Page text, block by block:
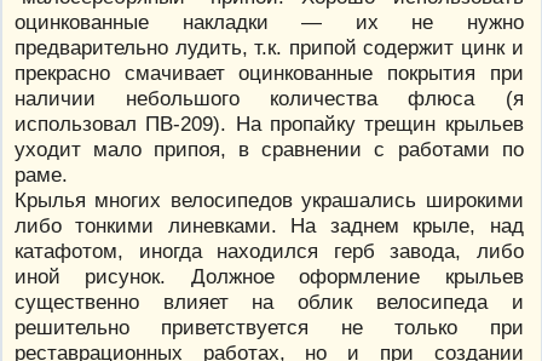
оцинкованные накладки — их не нужно
предварительно лудить, т.к. припой содержит цинк и
прекрасно смачивает оцинкованные покрытия при
наличии небольшого количества флюса (я
использовал ПВ-209). На пропайку трещин крыльев
уходит мало припоя, в сравнении с работами по
раме.
Крылья многих велосипедов украшались широкими
либо тонкими линевками. На заднем крыле, над
катафотом, иногда находился герб завода, либо
иной рисунок. Должное оформление крыльев
существенно влияет на облик велосипеда и
решительно приветствуется не только при
реставрационных работах, но и при создании